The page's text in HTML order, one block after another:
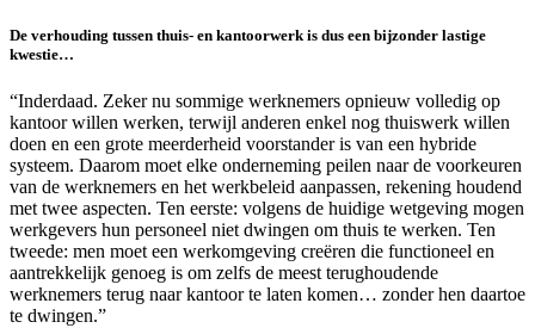
De verhouding tussen thuis- en kantoorwerk is dus een bijzonder lastige
kwestie…
“Inderdaad. Zeker nu sommige werknemers opnieuw volledig op
kantoor willen werken, terwijl anderen enkel nog thuiswerk willen
doen en een grote meerderheid voorstander is van een hybride
systeem. Daarom moet elke onderneming peilen naar de voorkeuren
van de werknemers en het werkbeleid aanpassen, rekening houdend
met twee aspecten. Ten eerste: volgens de huidige wetgeving mogen
werkgevers hun personeel niet dwingen om thuis te werken. Ten
tweede: men moet een werkomgeving creëren die functioneel en
aantrekkelijk genoeg is om zelfs de meest terughoudende
werknemers terug naar kantoor te laten komen… zonder hen daartoe
te dwingen.”